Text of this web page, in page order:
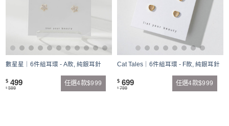
數星星｜6件組耳環 - A款, 純銀耳針
$ 499
$ 599
任選4款$999
Cat Tales｜6件組耳環 - F款, 純銀耳針
$ 699
$ 799
任選4款$999